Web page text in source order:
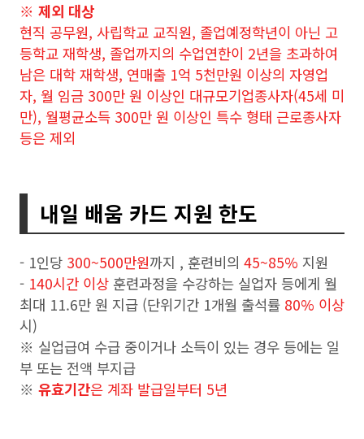
※ 제외 대상
현직 공무원, 사립학교 교직원, 졸업예정학년이 아닌 고
등학교 재학생, 졸업까지의 수업연한이 2년을 초과하여
남은 대학 재학생, 연매출 1억 5천만원 이상의 자영업
자, 월 임금 300만 원 이상인 대규모기업종사자(45세 미
만), 월평균소득 300만 원 이상인 특수 형태 근로종사자
등은 제외
내일 배움 카드 지원 한도
- 1인당 300~500만원까지 , 훈련비의 45~85% 지원
- 140시간 이상 훈련과정을 수강하는 실업자 등에게 월
최대 11.6만 원 지급 (단위기간 1개월 출석률 80% 이상
시)
※ 실업급여 수급 중이거나 소득이 있는 경우 등에는 일
부 또는 전액 부지급
※ 유효기간은 계좌 발급일부터 5년